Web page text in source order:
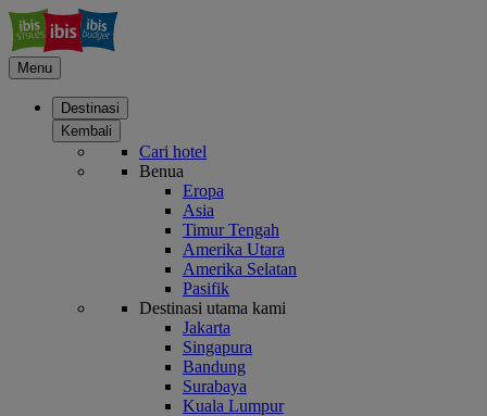
Menu
Destinasi
Kembali
Cari hotel
Benua
Eropa
Asia
Timur Tengah
Amerika Utara
Amerika Selatan
Pasifik
Destinasi utama kami
Jakarta
Singapura
Bandung
Surabaya
Kuala Lumpur